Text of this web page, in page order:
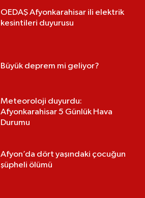
OEDAŞ Afyonkarahisar ili elektrik
kesintileri duyurusu
Büyük deprem mi geliyor?
Meteoroloji duyurdu:
Afyonkarahisar 5 Günlük Hava
Durumu
Afyon’da dört yaşındaki çocuğun
şüpheli ölümü